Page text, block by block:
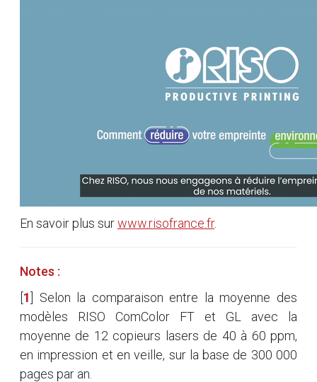
En savoir plus surwww.risofrance.fr.
Notes :
[1] Selon la comparaison entre la moyenne des
modèles RISO ComColor FT et GL avec la
moyenne de 12 copieurs lasers de 40 à 60 ppm,
en impression et en veille, sur la base de 300 000
pages par an.